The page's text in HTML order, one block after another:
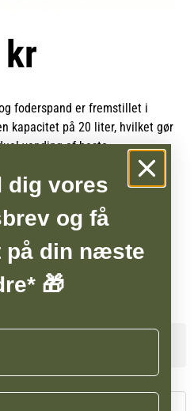
foderspand er fremstillet i
kapacitet på 20 liter, hvilket gør
vanding af heste.
er det nemt at holde øje
drikker i løbet af dagen. Den flade
langs en væg. Spanden er
materialer, hvilket gør den
dig vores
og få
på din næste
🎁